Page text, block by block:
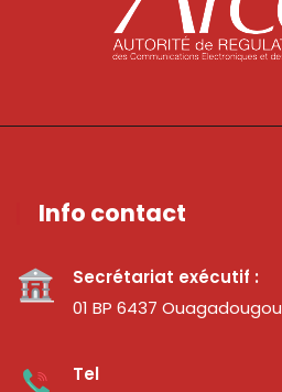
Info contact
Secrétariat exécutif :
01 BP 6437 Ouagadougou
Tel